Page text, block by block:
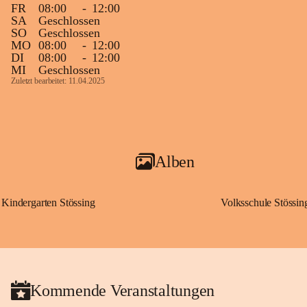
FR
08:00 - 12:00
SA
Geschlossen
SO
Geschlossen
MO 08:00 - 12:00
DI
08:00 - 12:00
MI
Geschlossen
Zuletzt bearbeitet: 11.04.2025
Alben
Kindergarten Stössing Volksschule
Kommende Veranstaltungen